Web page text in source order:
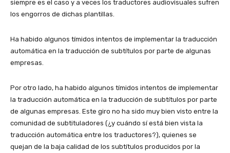
siempre es el caso y a veces los traductores audiovisuales sufren
los engorros de dichas plantillas.
Ha habido algunos tímidos intentos de implementar la traducción
automática en la traducción de subtítulos por parte de algunas
empresas.
Por otro lado, ha habido algunos tímidos intentos de implementar
la traducción automática en la traducción de subtítulos por parte
de algunas empresas. Este giro no ha sido muy bien visto entre la
comunidad de subtituladores (¿y cuándo sí está bien vista la
traducción automática entre los traductores?), quienes se
quejan de la baja calidad de los subtítulos producidos por la